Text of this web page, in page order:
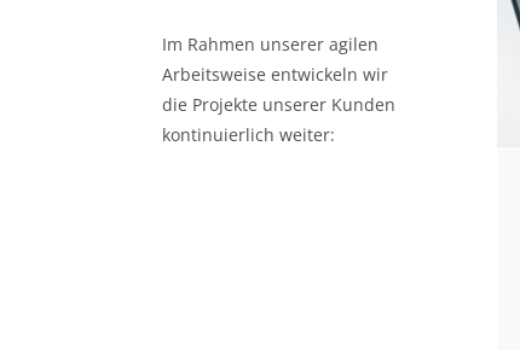
Im Rahmen unserer agilen
Arbeitsweise entwickeln wir
die Projekte unserer Kunden
kontinuierlich weiter: